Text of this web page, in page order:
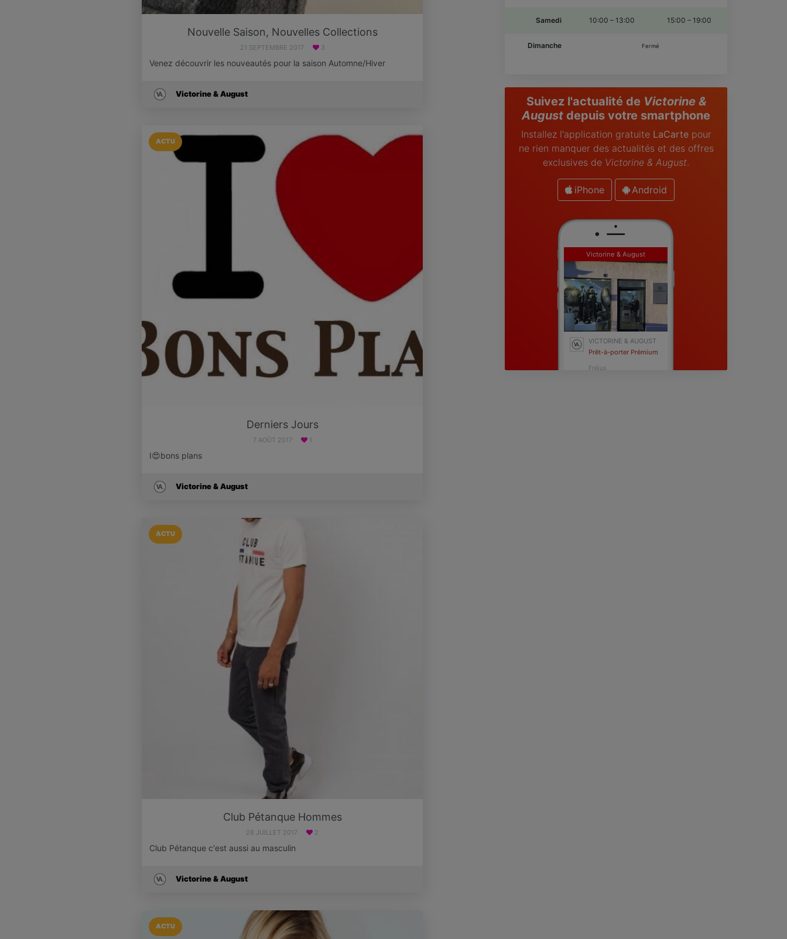
Nouvelle Saison, Nouvelles Collections
21 SEPTEMBRE 2017 3
Venez découvrir les nouveautés pour la saison Automne/Hiver
Victorine & August
ACTU
Derniers Jours
7 AOÛT 2017 1
I😍bons plans
Victorine & August
ACTU
Club Pétanque Hommes
28 JUILLET 2017 2
Club Pétanque c'est aussi au masculin
Victorine & August
ACTU
Samedi 10:00 – 13:00 15:00 – 19:00
Dimanche Fermé
Suivez l'actualité de Victorine &
August depuis votre smartphone
Installez l'application gratuite LaCartepour
ne rien manquer des actualités et des offres
exclusives de Victorine & August.
iPhone Android
Victorine & August
VICTORINE & AUGUST
Prêt-à-porter Prémium
Fréjus